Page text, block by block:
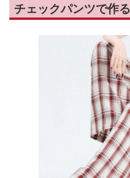
チェックパンツで作